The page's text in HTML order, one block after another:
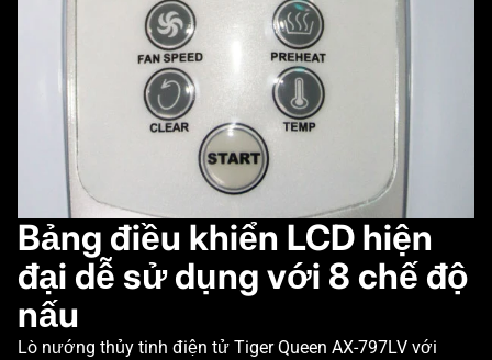
Bảng điều khiển LCD hiện
đại dễ sử dụng với 8 chế độ
nấu
Lò nướng thủy tinh điện tử Tiger Queen AX-797LV với